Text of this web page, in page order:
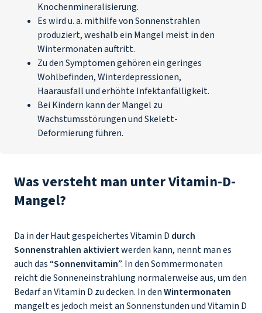
Knochenmineralisierung.
Es wird u. a. mithilfe von Sonnenstrahlen
produziert, weshalb ein Mangel meist in den
Wintermonaten auftritt.
Zu den Symptomen gehören ein geringes
Wohlbefinden, Winterdepressionen,
Haarausfall und erhöhte Infektanfälligkeit.
Bei Kindern kann der Mangel zu
Wachstumsstörungen und Skelett-
Deformierung führen.
Was versteht man unter Vitamin-D-
Mangel?
Da in der Haut gespeichertes Vitamin D durch
Sonnenstrahlen aktiviertwerden kann, nennt man es
auch das “Sonnenvitamin”. In den Sommermonaten
reicht die Sonneneinstrahlung normalerweise aus, um den
Bedarf an Vitamin D zu decken. In denWintermonaten
mangelt es jedoch meist an Sonnenstunden und Vitamin D